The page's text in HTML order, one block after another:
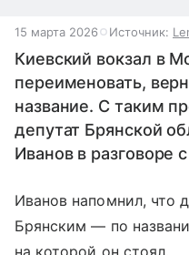
15 марта 2026 Источник:
Киевский вокзал в
переименовать,
название. С таким
депутат Брянской
Иванов в разговоре
Иванов напомнил, что
Брянским — по
на которой он стоял.